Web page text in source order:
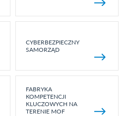
CYBERBEZPIECZNY
SAMORZĄD
FABRYKA
KOMPETENCJI
KLUCZOWYCH NA
TERENIE MOF